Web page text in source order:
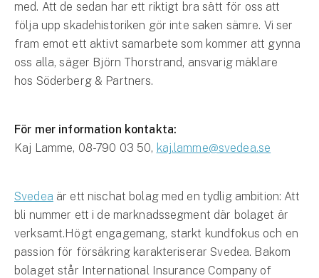
Se alla försäkringar
med. Att de sedan har ett riktigt bra sätt för oss att
följa upp skadehistoriken gör inte saken sämre. Vi ser
fram emot ett aktivt samarbete som kommer att gynna
oss alla, säger Björn Thorstrand, ansvarig mäklare
hos Söderberg & Partners.
För mer information kontakta:
Kaj Lamme, 08-790 03 50, kaj.lamme@svedea.se
Svedea är ett nischat bolag med en tydlig ambition: Att
bli nummer ett i de marknadssegment där bolaget är
verksamt.Högt engagemang, starkt kundfokus och en
passion för försäkring karakteriserar Svedea. Bakom
bolaget står International Insurance Company of